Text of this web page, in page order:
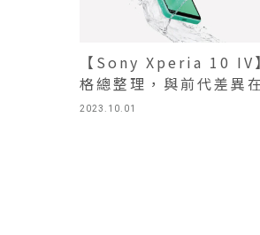
2023.10.01
【Sony Xperia 10 IV
格總整理，與前代差異